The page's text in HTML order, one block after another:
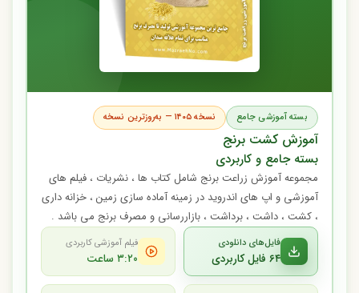
بسته آموزشی جامع نسخه ۱۴۰۵ — به‌روزترین نسخه
آموزش کشت برنج
بسته جامع و کاربردی
مجموعه آموزش زراعت برنج شامل کتاب ها ، نشریات ، فیلم های
آموزشی و اپ های اندروید در زمینه آماده سازی زمین ، خزانه داری
، کشت ، داشت ، برداشت ، بازاررسانی و مصرف برنج می باشد .
فایل‌های دانلودی
۶۴ فایل کاربردی
فیلم آموزشی کاربردی
۳:۲۰ ساعت